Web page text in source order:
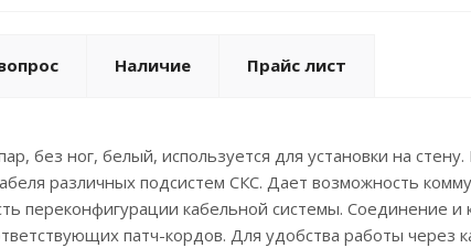
Наличие Прайс лист
без ног, белый, используется для установки на
различных подсистем СКС. Дает возможность
переконфигурации кабельной системы. Соединение
патч-кордов. Для удобства работы